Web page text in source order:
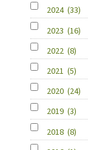
2024 (33)
2023 (16)
2022 (8)
2021 (5)
2020 (24)
2019 (3)
2018 (8)